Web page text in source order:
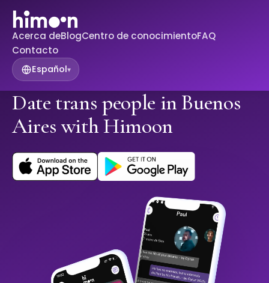
Acerca deBlogCentro de conocimientoFAQ
Contacto
Español▾
Date trans people in Buenos
Aires with Himoon